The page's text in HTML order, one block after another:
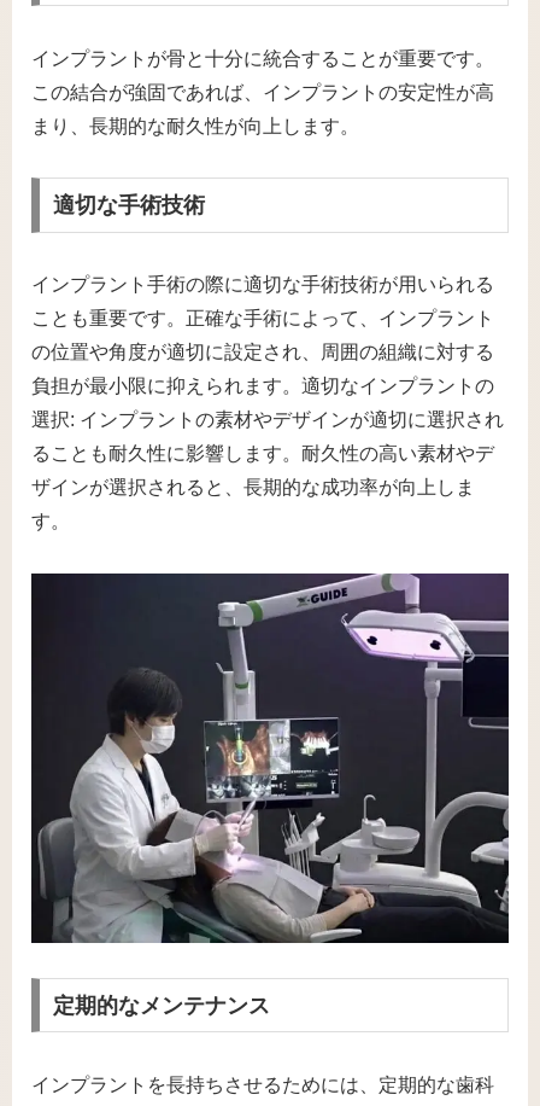
インプラントが骨と十分に統合することが重要です。
この結合が強固であれば、インプラントの安定性が高
まり、長期的な耐久性が向上します。
適切な手術技術
インプラント手術の際に適切な手術技術が用いられる
ことも重要です。正確な手術によって、インプラント
の位置や角度が適切に設定され、周囲の組織に対する
負担が最小限に抑えられます。適切なインプラントの
選択: インプラントの素材やデザインが適切に選択され
ることも耐久性に影響します。耐久性の高い素材やデ
ザインが選択されると、長期的な成功率が向上しま
す。
定期的なメンテナンス
インプラントを長持ちさせるためには、定期的な歯科